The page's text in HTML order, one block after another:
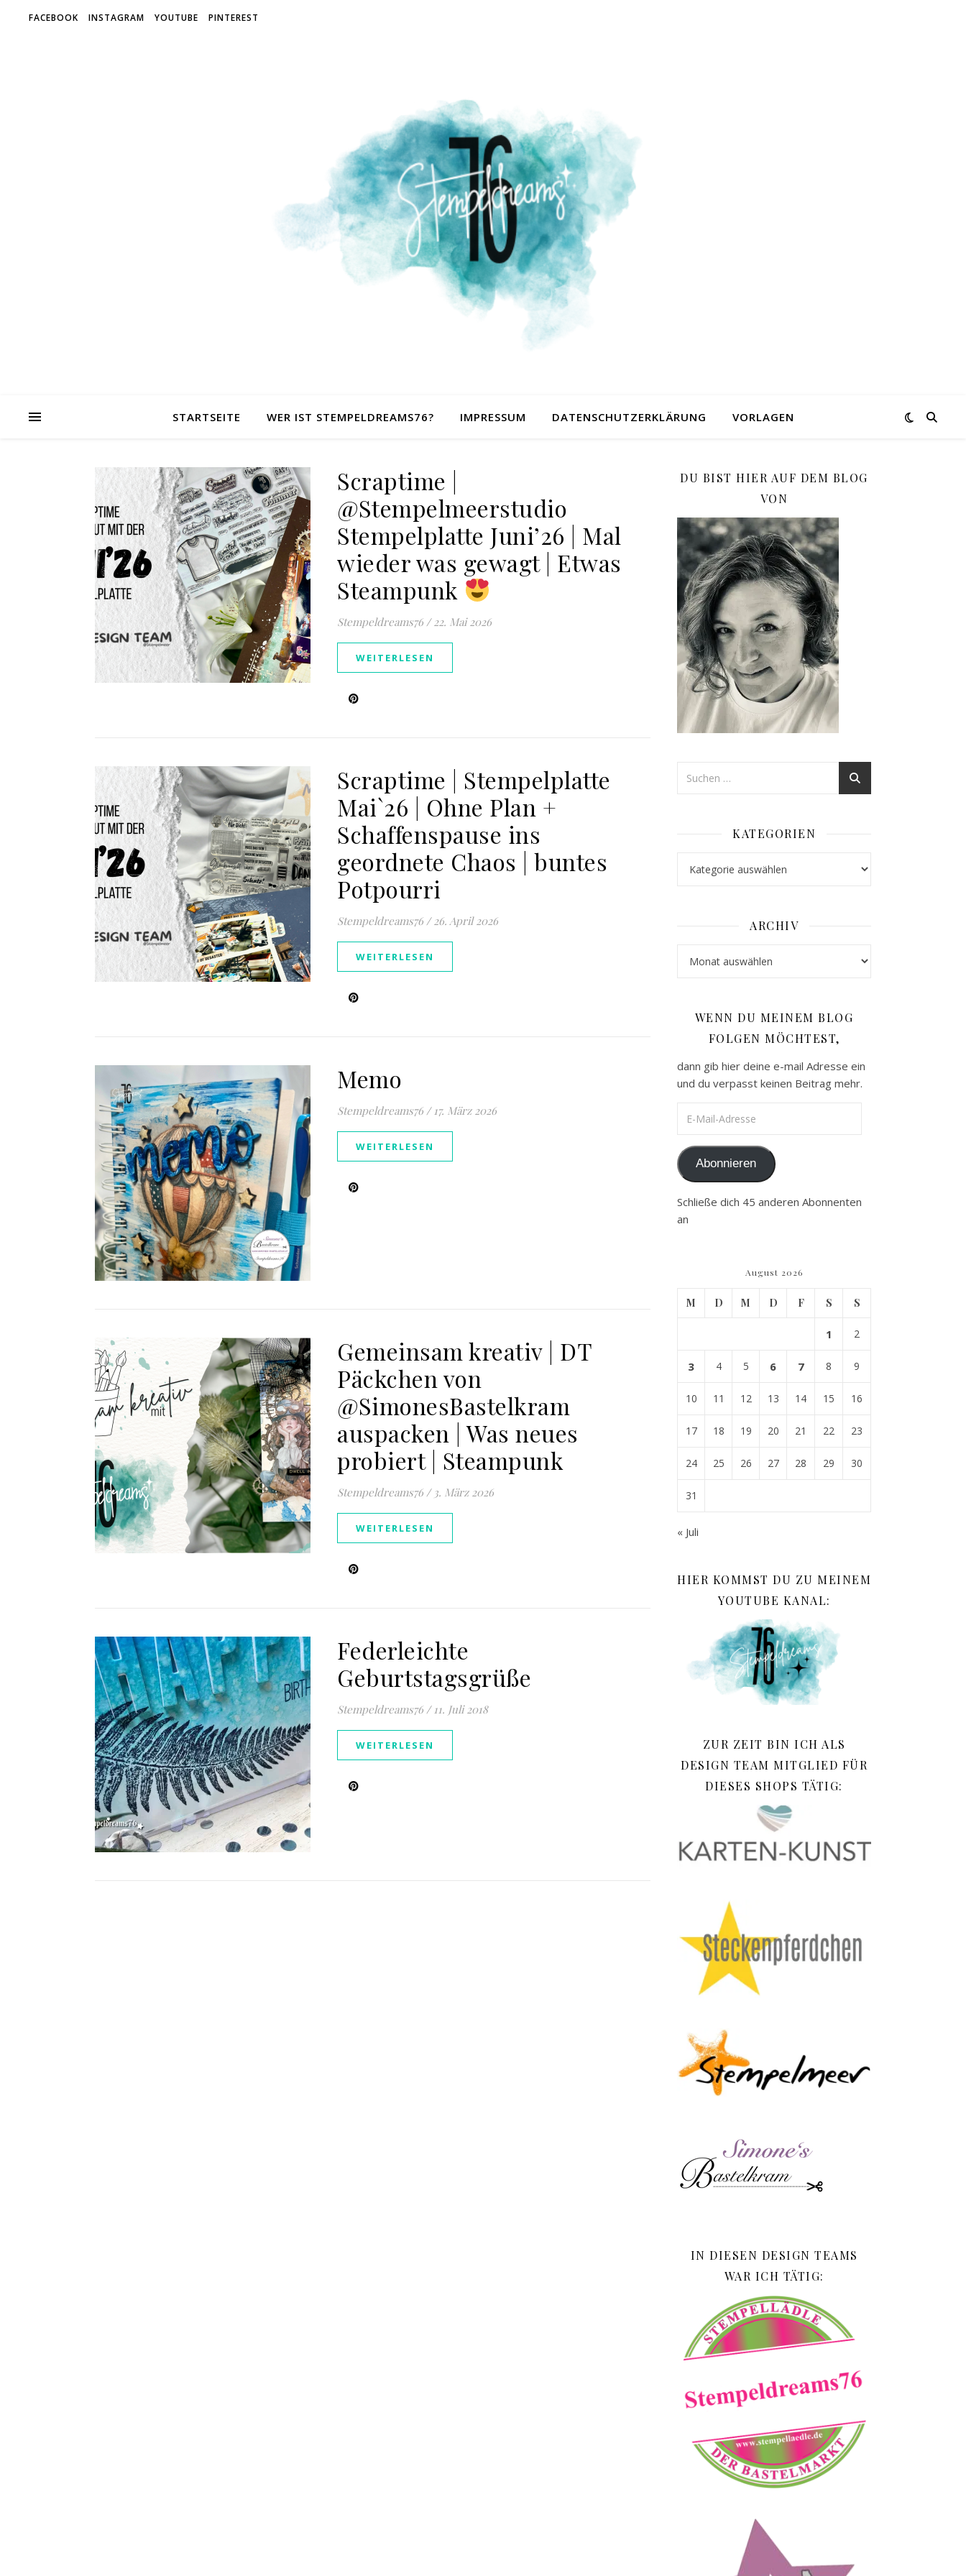
FACEBOOK INSTAGRAM YOUTUBE PINTEREST
STARTSEITE WER IST STEMPELDREAMS76? IMPRESSUM DATENSCHUTZERKLÄRUNG VORLAGEN
Scraptime |
@Stempelmeerstudio
Stempelplatte Juni’26 | Mal
wieder was gewagt | Etwas
Steampunk
Stempeldreams76 / 22. Mai 2026
WEITERLESEN
Scraptime | Stempelplatte
Mai`26 | Ohne Plan +
Schaffenspause ins
geordnete Chaos | buntes
Potpourri
Stempeldreams76 / 26. April 2026
WEITERLESEN
Memo
Stempeldreams76 / 17. März 2026
WEITERLESEN
Gemeinsam kreativ | DT
Päckchen von
@SimonesBastelkram
auspacken | Was neues
probiert | Steampunk
Stempeldreams76 / 3. März 2026
WEITERLESEN
Federleichte
Geburtstagsgrüße
Stempeldreams76 / 11. Juli 2018
WEITERLESEN
DU BIST HIER AUF DEM BLOG
VON
KATEGORIEN
ARCHIV
WENN DU MEINEM BLOG
FOLGEN MÖCHTEST,
dann gib hier deine e-mail Adresse ein
und du verpasst keinen Beitrag mehr.
Abonnieren
Schließe dich 45 anderen Abonnenten
an
August 2026
M D M D F S S
1 2
3 4 5 6 7 8 9
10 11 12 13 14 15 16
17 18 19 20 21 22 23
24 25 26 27 28 29 30
31
« Juli
HIER KOMMST DU ZU MEINEM
YOUTUBE KANAL:
ZUR ZEIT BIN ICH ALS
DESIGN TEAM MITGLIED FÜR
DIESES SHOPS TÄTIG:
IN DIESEN DESIGN TEAMS
WAR ICH TÄTIG: